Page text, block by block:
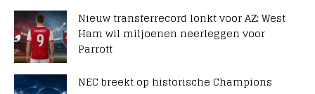
Nieuw transferrecord lonkt voor AZ: West
Ham wil miljoenen neerleggen voor
Parrott
NEC breekt op historische Champions